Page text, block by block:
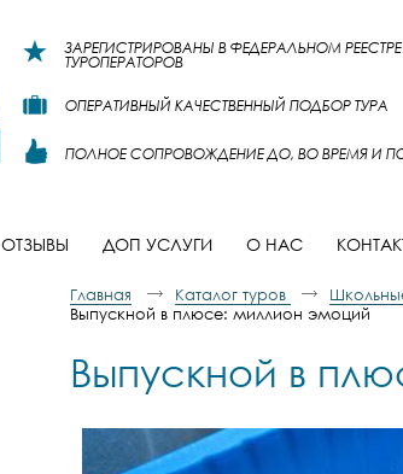
ЗАРЕГИСТРИРОВАНЫ В ФЕДЕРАЛЬНОМ РЕЕСТРЕ
ТУРОПЕРАТОРОВ
ОПЕРАТИВНЫЙ КАЧЕСТВЕННЫЙ ПОДБОР ТУРА
ПОЛНОЕ СОПРОВОЖДЕНИЕ ДО, ВО ВРЕМЯ И
ОТЗЫВЫ ДОП УСЛУГИ О НАС
Главная Каталог туров
Выпускной в плюсе: миллион эмоций
Выпускной в